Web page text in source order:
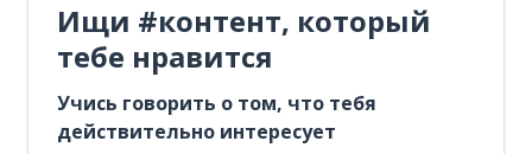
Ищи #контент, который
тебе нравится
Учись говорить о том, что тебя
действительно интересует